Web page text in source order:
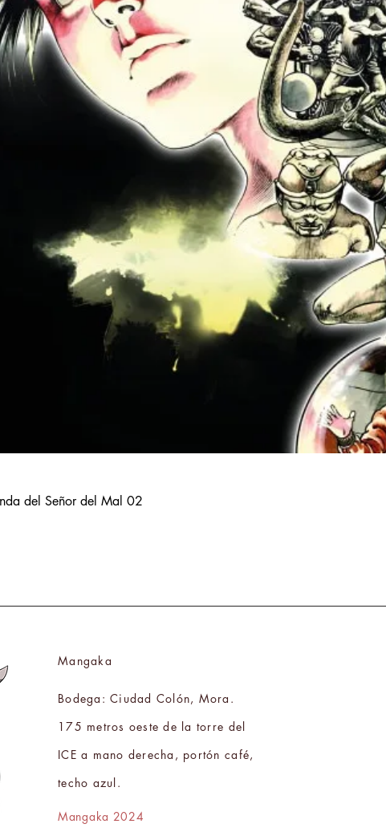
del Señor del Mal 02
Mangaka
Bodega: Ciudad Colón, Mora.
175 metros oeste de la torre del
ICE a mano derecha, portón café,
techo azul.
Mangaka 2024